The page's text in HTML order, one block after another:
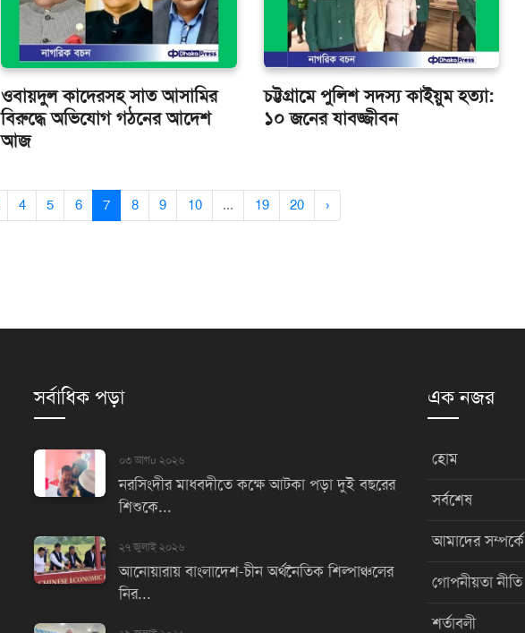
ওবায়দুল কাদেরসহ সাত আসামির
বিরুদ্ধে অভিযোগ গঠনের আদেশ
আজ
চট্টগ্রামে পুলিশ সদস্য কাইয়ুম হত্যা:
১০ জনের যাবজ্জীবন
4 5 6 7 8 9 10 ... 19 20 ›
সর্বাধিক পড়া
০৩ আগu ২০২৬
নরসিংদীর মাধবদীতে কক্ষে আটকা পড়া দুই বছরের
শিশুকে...
২৭ জুলাই ২০২৬
আনোয়ারায় বাংলাদেশ-চীন অর্থনৈতিক শিল্পাঞ্চলের
নির...
এক নজর
হোম
সর্বশেষ
আমাদের সম্পর্কে
গোপনীয়তা নীতি
শর্তাবলী